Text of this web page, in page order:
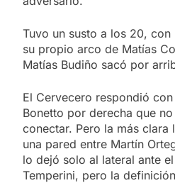
67
2
AMBA:
llover y
con
2 Días Atrás
Ley
de
2 Días
Tuvo un susto a los 20,
su propio arco de Matías
Matías Budiño sacó por
El Cervecero respondió
Bonetto por derecha que
conectar. Pero la más clara
una pared entre Martín
lo dejó solo al lateral ante
Temperini, pero la